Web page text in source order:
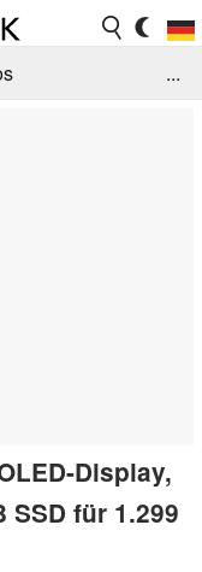
...
Display,
SSD für 1.299